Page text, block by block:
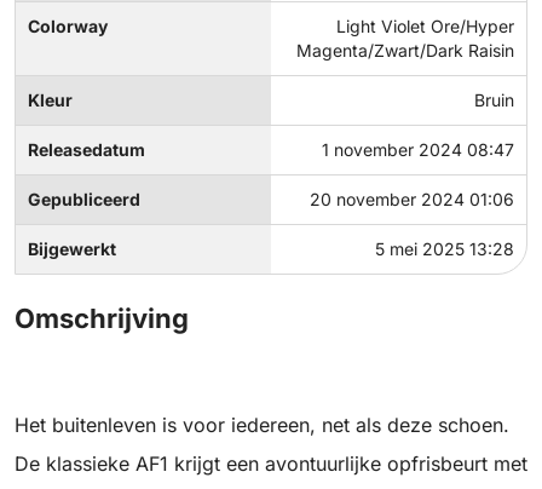
Colorway
Light Violet Ore/Hyper
Magenta/Zwart/Dark Raisin
Kleur Bruin
Releasedatum 1 november 2024 08:47
Gepubliceerd 20 november 2024 01:06
Bijgewerkt 5 mei 2025 13:28
Omschrijving
Het buitenleven is voor iedereen, net als deze schoen.
De klassieke AF1 krijgt een avontuurlijke opfrisbeurt met